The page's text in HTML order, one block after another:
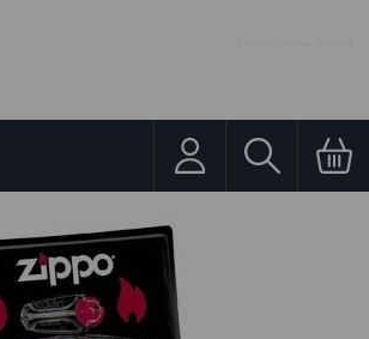
Kamínky do Zapalovačů Zippo Flint